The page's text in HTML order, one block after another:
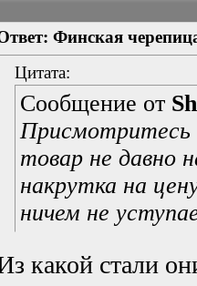
Финская
Цитата:
Сообщение от
товар не давно
накрутка на
ничем не
какой стали